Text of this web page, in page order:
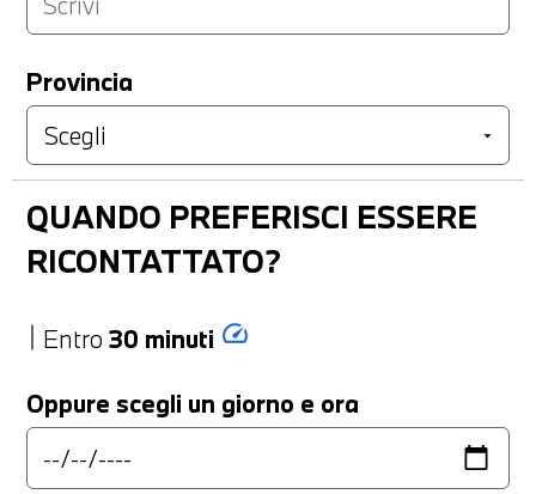
Provincia
QUANDO PREFERISCI ESSERE
RICONTATTATO?
Entro 30 minuti speed
Oppure scegli un giorno e ora